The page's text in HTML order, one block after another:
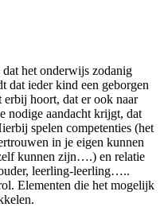
het onderwijs zodanig
dat ieder kind een geborgen
erbij hoort, dat er ook naar
nodige aandacht krijgt, dat
spelen competenties (het
in je eigen kunnen
kunnen zijn….) en relatie
leerling-leerling…..
Elementen die het mogelijk